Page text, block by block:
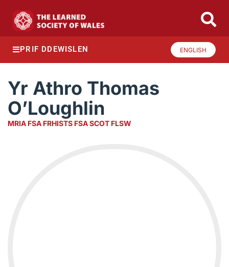
PRIF DDEWISLEN ENGLISH
Yr Athro Thomas
O’Loughlin
MRIA FSA FRHISTS FSA SCOT FLSW